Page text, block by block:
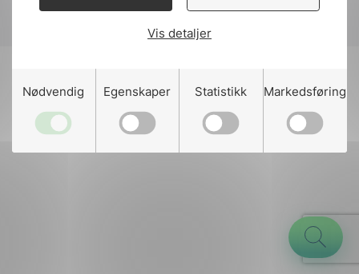
Vis detaljer
Nødvendig Egenskaper Statistikk Markedsføring